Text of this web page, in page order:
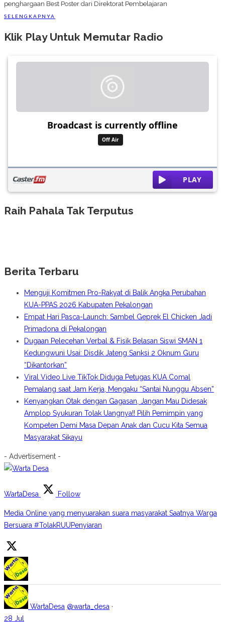
penghargaan Best Poster dari Direktorat Pembelajaran
SELENGKAPNYA
Klik Play Untuk Memutar Radio
Raih Pahala Tak Terputus
Berita Terbaru
Menguji Komitmen Pro-Rakyat di Balik Angka Perubahan
KUA-PPAS 2026 Kabupaten Pekalongan
Empat Hari Pasca-Launch: Sambel Geprek El Chicken Jadi
Primadona di Pekalongan
Dugaan Pelecehan Verbal & Fisik Belasan Siswi SMAN 1
Kedungwuni Usai: Disdik Jateng Sanksi 2 Oknum Guru
“Dikantorkan”
Viral Video Live TikTok Diduga Petugas KUA Comal
Pemalang saat Jam Kerja, Mengaku “Santai Nunggu Absen”
Kenyangkan Otak dengan Gagasan, Jangan Mau Didesak
Amplop Syukuran Tolak Uangnya!! Pilih Pemimpin yang
Kompeten Demi Masa Depan Anak dan Cucu Kita Semua
Masyarakat Sikayu
- Advertisement -
WartaDesa Follow
Media Online yang menyuarakan suara masyarakat Saatnya Warga
Bersuara #TolakRUUPenyiaran
WartaDesa @warta_desa ·
28 Jul